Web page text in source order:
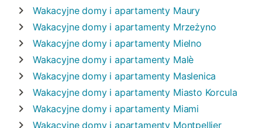
Wakacyjne domy i apartamenty Maury
Wakacyjne domy i apartamenty Mrzeżyno
Wakacyjne domy i apartamenty Mielno
Wakacyjne domy i apartamenty Malè
Wakacyjne domy i apartamenty Maslenica
Wakacyjne domy i apartamenty Miasto Korcula
Wakacyjne domy i apartamenty Miami
Wakacyjne domy i apartamenty Montpellier